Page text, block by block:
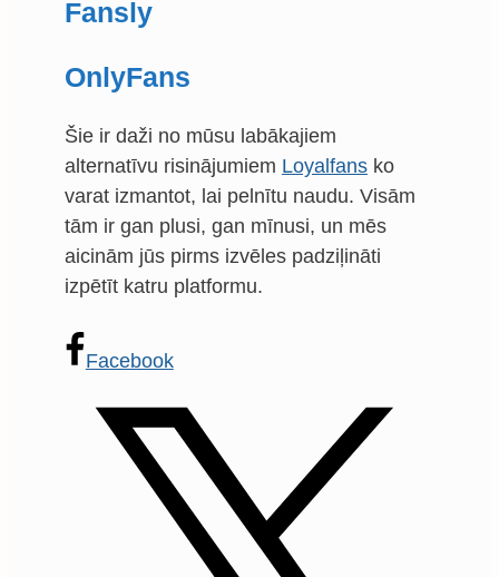
Fansly
OnlyFans
Šie ir daži no mūsu labākajiem
alternatīvu risinājumiem Loyalfans ko
varat izmantot, lai pelnītu naudu. Visām
tām ir gan plusi, gan mīnusi, un mēs
aicinām jūs pirms izvēles padziļināti
izpētīt katru platformu.
Facebook